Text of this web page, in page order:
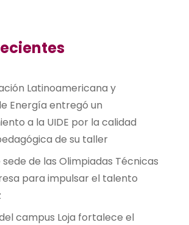
Latinoamericana y
Energía entregó un
a la UIDE por la calidad
de su taller
sede de las Olimpiadas Técnicas
para impulsar el talento
campus Loja fortalece el